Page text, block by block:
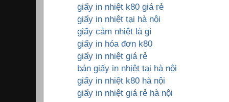
giấy in nhiệt k80 giá rẻ
giấy in nhiệt tại hà nội
giấy cảm nhiệt là gì
giấy in hóa đơn k80
giấy in nhiệt giá rẻ
bán giấy in nhiệt tại hà nội
giấy in nhiệt k80 hà nội
giấy in nhiệt giá rẻ hà nội